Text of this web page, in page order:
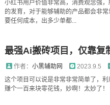
小红书用户价值非常高，消费观念强
的发育，对于能够辅助的产品都会非
要任何成本，出多少单都...
最强Ai搬砖项目，仅靠复
作者： 小黑辅助网 2023.9.5
这个项目可以说是非常非常简单了，
赚个一百来块零花钱，妙啊！太妙了